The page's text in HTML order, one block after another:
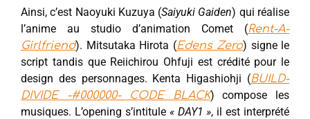
Ainsi, c’est Naoyuki Kuzuya (Saiyuki Gaiden) qui réalise
l’anime au studio d’animation Comet (Rent-A-
Girlfriend). Mitsutaka Hirota (Edens Zero) signe le
script tandis que Reiichirou Ohfuji est crédité pour le
design des personnages. Kenta Higashiohji (BUILD-
DIVIDE -#000000- CODE BLACK) compose les
musiques. L’opening s’intitule « DAY1 », il est interprété